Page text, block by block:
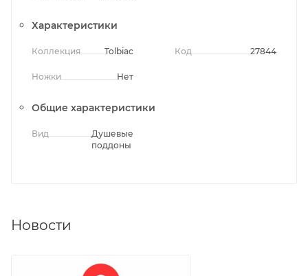
Характеристики
Коллекция Tolbiac
Ножки Нет
Код 27844
Общие характеристики
Вид
Душевые
поддоны
Новости